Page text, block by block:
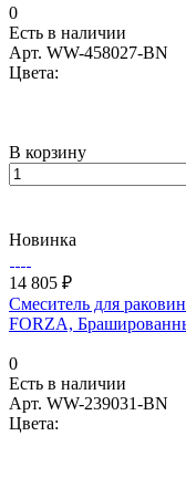
0
Есть в наличии
Арт. WW-458027-BN
Цвета:
В корзину
Новинка
14 805 ₽
Смеситель для
FORZA,
0
Есть в наличии
Арт. WW-239031-BN
Цвета: